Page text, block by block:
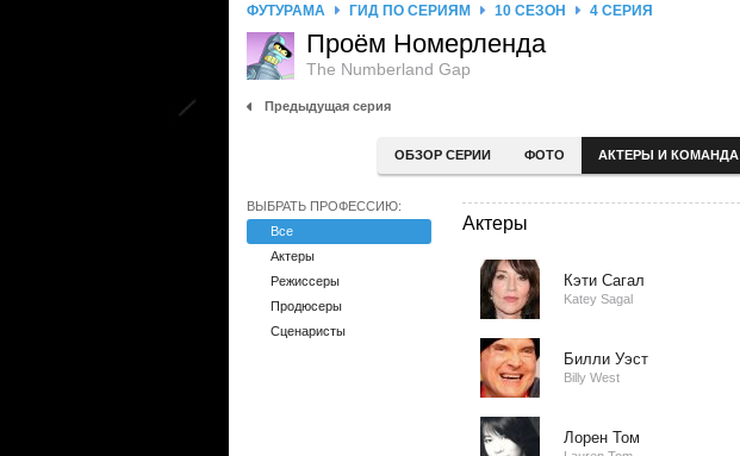
ФУТУРАМА ГИД ПО СЕРИЯМ 10 СЕЗОН 4 СЕРИЯ
Проём Номерленда
The Numberland Gap
Предыдущая серия
ОБЗОР СЕРИИ ФОТО АКТЕРЫ И КОМАНДА
ВЫБРАТЬ ПРОФЕССИЮ:
Все
Актеры
Режиссеры
Продюсеры
Сценаристы
Актеры
Кэти Сагал
Katey Sagal
Билли Уэст
Billy West
Лорен Том